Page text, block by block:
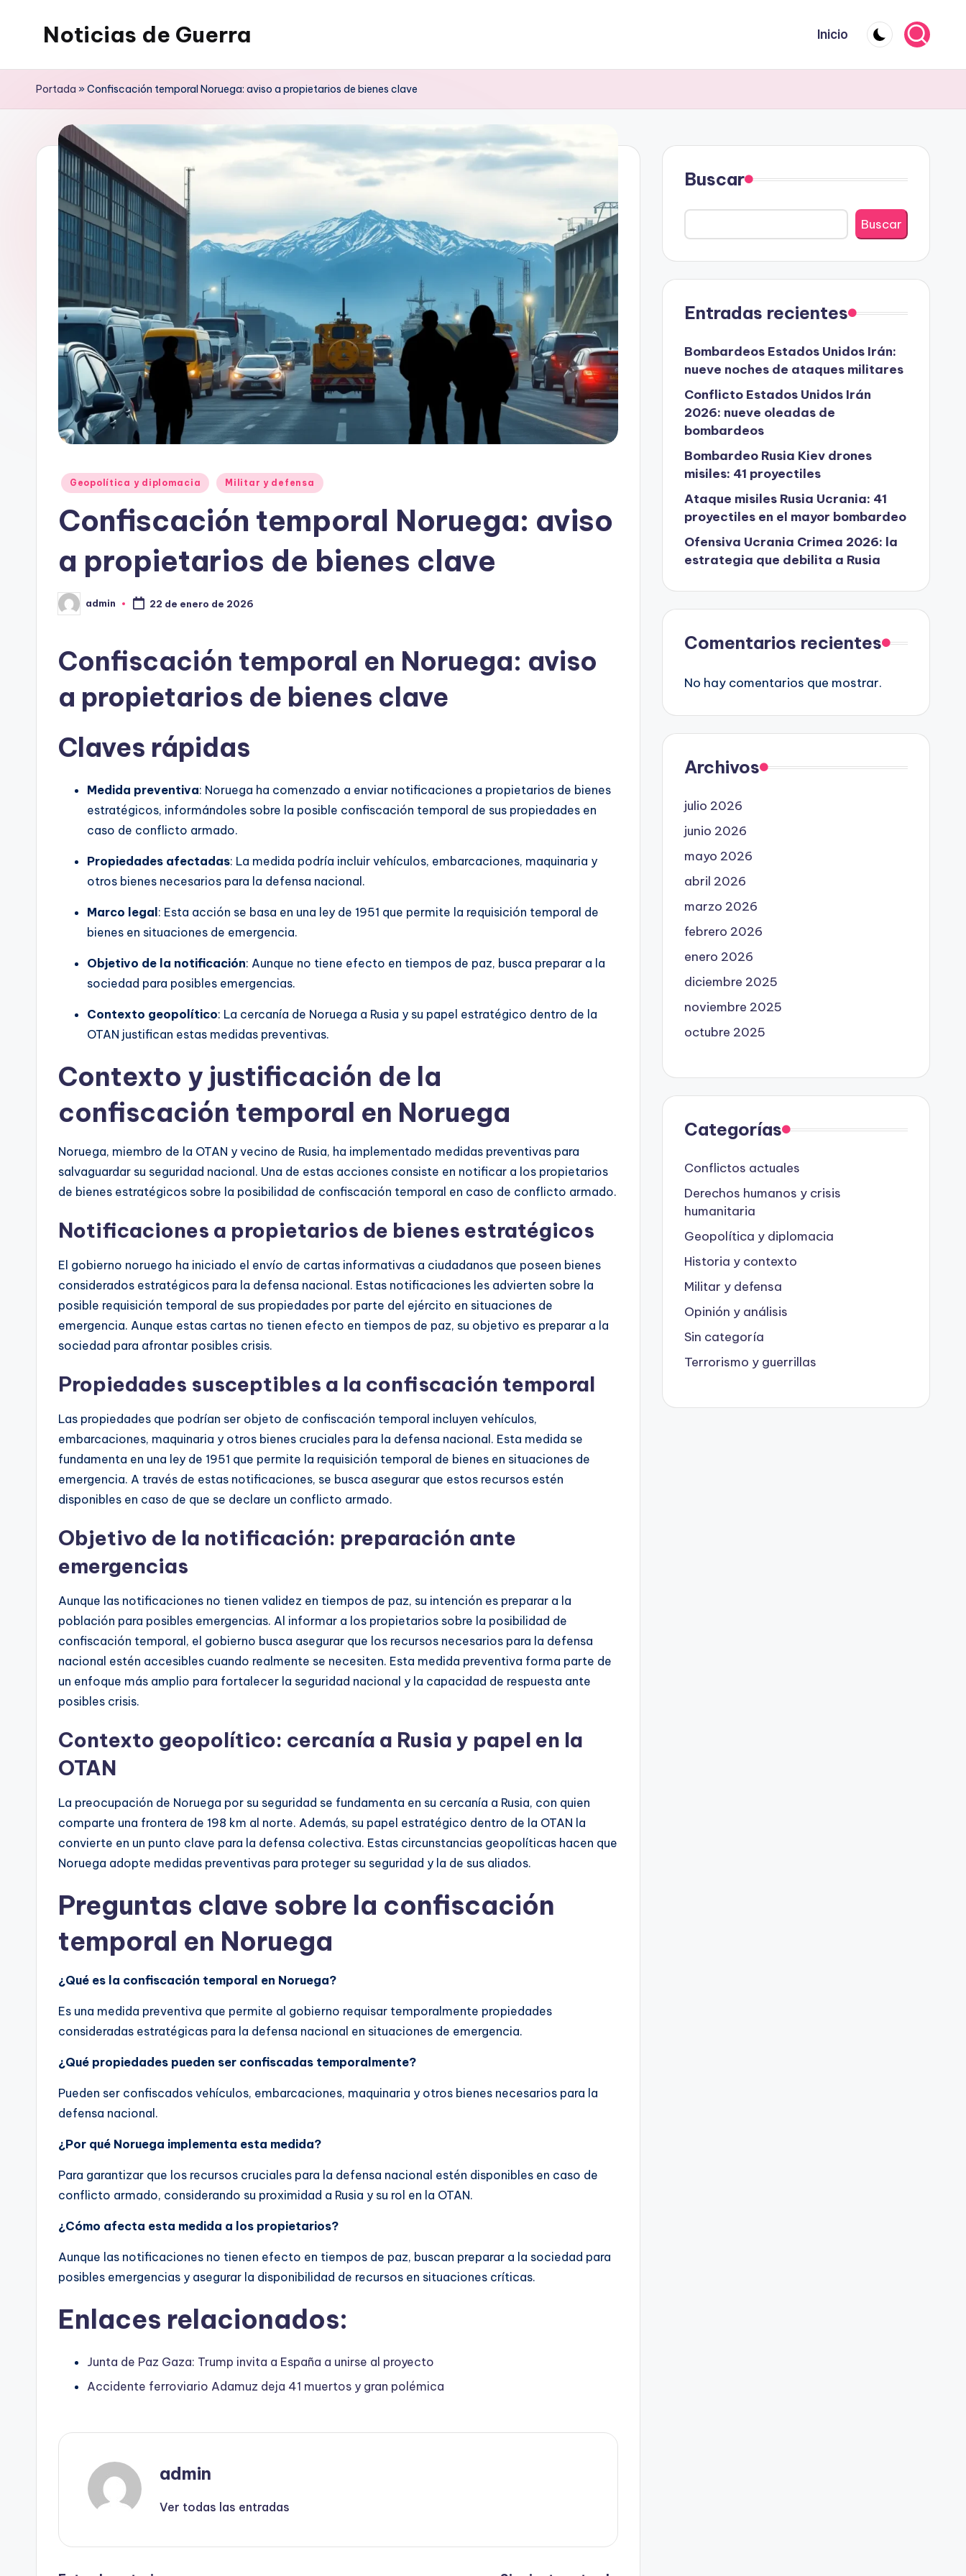
Noticias de Guerra Inicio
Portada »Confiscación temporal Noruega: aviso a propietarios de bienes clave
Publicado
Geopolítica y diplomacia Militar y defensa
Confiscación temporal Noruega: aviso
a propietarios de bienes clave
Publicado
por
admin 22 de enero de 2026
Confiscación temporal en Noruega: aviso
a propietarios de bienes clave
Claves rápidas
Medida preventiva: Noruega ha comenzado a enviar notificaciones a propietarios de bienes
estratégicos, informándoles sobre la posible confiscación temporal de sus propiedades en
caso de conflicto armado.
Propiedades afectadas: La medida podría incluir vehículos, embarcaciones, maquinaria y
otros bienes necesarios para la defensa nacional.
Marco legal: Esta acción se basa en una ley de 1951 que permite la requisición temporal de
bienes en situaciones de emergencia.
Objetivo de la notificación: Aunque no tiene efecto en tiempos de paz, busca preparar a la
sociedad para posibles emergencias.
Contexto geopolítico: La cercanía de Noruega a Rusia y su papel estratégico dentro de la
OTAN justifican estas medidas preventivas.
Contexto y justificación de la
confiscación temporal en Noruega
Noruega, miembro de la OTAN y vecino de Rusia, ha implementado medidas preventivas para
salvaguardar su seguridad nacional. Una de estas acciones consiste en notificar a los propietarios
de bienes estratégicos sobre la posibilidad de confiscación temporal en caso de conflicto armado.
Notificaciones a propietarios de bienes estratégicos
El gobierno noruego ha iniciado el envío de cartas informativas a ciudadanos que poseen bienes
considerados estratégicos para la defensa nacional. Estas notificaciones les advierten sobre la
posible requisición temporal de sus propiedades por parte del ejército en situaciones de
emergencia. Aunque estas cartas no tienen efecto en tiempos de paz, su objetivo es preparar a la
sociedad para afrontar posibles crisis.
Propiedades susceptibles a la confiscación temporal
Las propiedades que podrían ser objeto de confiscación temporal incluyen vehículos,
embarcaciones, maquinaria y otros bienes cruciales para la defensa nacional. Esta medida se
fundamenta en una ley de 1951 que permite la requisición temporal de bienes en situaciones de
emergencia. A través de estas notificaciones, se busca asegurar que estos recursos estén
disponibles en caso de que se declare un conflicto armado.
Objetivo de la notificación: preparación ante
emergencias
Aunque las notificaciones no tienen validez en tiempos de paz, su intención es preparar a la
población para posibles emergencias. Al informar a los propietarios sobre la posibilidad de
confiscación temporal, el gobierno busca asegurar que los recursos necesarios para la defensa
nacional estén accesibles cuando realmente se necesiten. Esta medida preventiva forma parte de
un enfoque más amplio para fortalecer la seguridad nacional y la capacidad de respuesta ante
posibles crisis.
Contexto geopolítico: cercanía a Rusia y papel en la
OTAN
La preocupación de Noruega por su seguridad se fundamenta en su cercanía a Rusia, con quien
comparte una frontera de 198 km al norte. Además, su papel estratégico dentro de la OTAN la
convierte en un punto clave para la defensa colectiva. Estas circunstancias geopolíticas hacen que
Noruega adopte medidas preventivas para proteger su seguridad y la de sus aliados.
Preguntas clave sobre la confiscación
temporal en Noruega
¿Qué es la confiscación temporal en Noruega?
Es una medida preventiva que permite al gobierno requisar temporalmente propiedades
consideradas estratégicas para la defensa nacional en situaciones de emergencia.
¿Qué propiedades pueden ser confiscadas temporalmente?
Pueden ser confiscados vehículos, embarcaciones, maquinaria y otros bienes necesarios para la
defensa nacional.
¿Por qué Noruega implementa esta medida?
Para garantizar que los recursos cruciales para la defensa nacional estén disponibles en caso de
conflicto armado, considerando su proximidad a Rusia y su rol en la OTAN.
¿Cómo afecta esta medida a los propietarios?
Aunque las notificaciones no tienen efecto en tiempos de paz, buscan preparar a la sociedad para
posibles emergencias y asegurar la disponibilidad de recursos en situaciones críticas.
Enlaces relacionados:
Junta de Paz Gaza: Trump invita a España a unirse al proyecto
Accidente ferroviario Adamuz deja 41 muertos y gran polémica
admin
Ver todas las entradas
Buscar
Buscar
Entradas recientes
Bombardeos Estados Unidos Irán:
nueve noches de ataques militares
Conflicto Estados Unidos Irán
2026: nueve oleadas de
bombardeos
Bombardeo Rusia Kiev drones
misiles: 41 proyectiles
Ataque misiles Rusia Ucrania: 41
proyectiles en el mayor bombardeo
Ofensiva Ucrania Crimea 2026: la
estrategia que debilita a Rusia
Comentarios recientes
No hay comentarios que mostrar.
Archivos
julio 2026
junio 2026
mayo 2026
abril 2026
marzo 2026
febrero 2026
enero 2026
diciembre 2025
noviembre 2025
octubre 2025
Categorías
Conflictos actuales
Derechos humanos y crisis
humanitaria
Geopolítica y diplomacia
Historia y contexto
Militar y defensa
Opinión y análisis
Sin categoría
Terrorismo y guerrillas